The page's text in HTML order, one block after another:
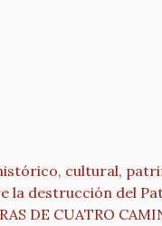
cultural,
la destrucción del
DE CUATRO